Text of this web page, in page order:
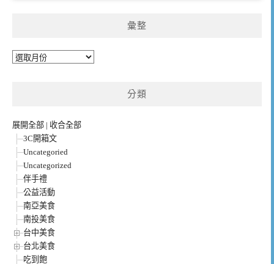
彙整
彙
分類
展開全部 | 收合全部
3C開箱文
Uncategoried
Uncategorized
伴手禮
公益活動
南亞美食
南投美食
台中美食
台北美食
吃到飽